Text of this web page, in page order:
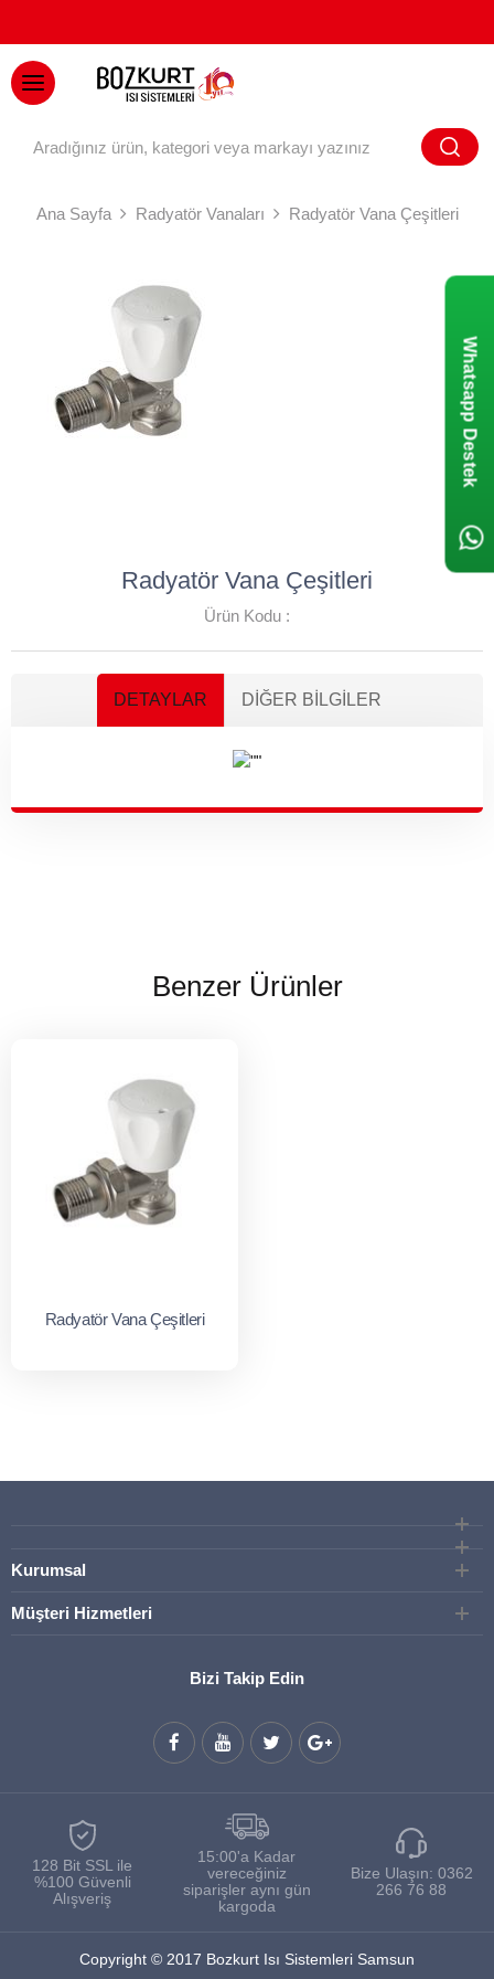
Ana Sayfa Radyatör Vanaları Radyatör Vana Çeşitleri
Radyatör Vana Çeşitleri
Ürün Kodu :
DETAYLAR DIĞER BILGILER
Benzer Ürünler
Radyatör Vana Çeşitleri
Kurumsal
Müşteri Hizmetleri
Bizi Takip Edin
128 Bit SSL ile
%100 Güvenli
Alışveriş
15:00'a Kadar
vereceğiniz
siparişler aynı gün
kargoda
Bize Ulaşın: 0362
266 76 88
Copyright © 2017 Bozkurt Isı Sistemleri Samsun
Whatsapp Destek